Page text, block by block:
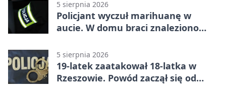
5 sierpnia 2026
Policjant wyczuł marihuanę w
aucie. W domu braci znaleziono
5 sierpnia 2026
19-latek zaatakował 18-latka w
Rzeszowie. Powód zaczął się od